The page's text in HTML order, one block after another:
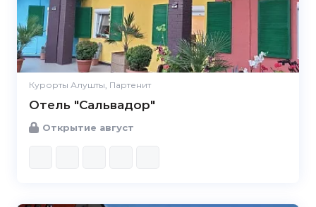
Курорты Алушты, Партенит
Отель "Сальвадор"
Открытие август